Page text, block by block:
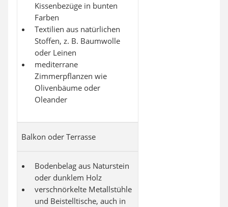
Kissenbezüge in bunten
Farben
Textilien aus natürlichen
Stoffen, z. B. Baumwolle
oder Leinen
mediterrane
Zimmerpflanzen wie
Olivenbäume oder
Oleander
Balkon oder Terrasse
Bodenbelag aus Naturstein
oder dunklem Holz
verschnörkelte Metallstühle
und Beistelltische, auch in